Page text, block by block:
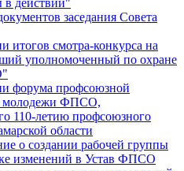
заседания Совета
итогов смотра-конкурса на
уполномоченный по охране
форума профсоюзной
молодежи ФПСО,
110-летию профсоюзного
области
о создании рабочей группы
изменений в Устав ФПСО